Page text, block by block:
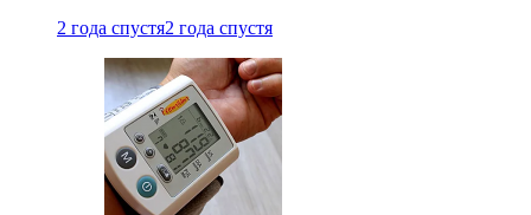
2 года спустя2 года спустя